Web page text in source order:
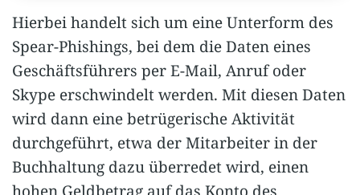
Hierbei handelt sich um eine Unterform des
Spear-Phishings, bei dem die Daten eines
Geschäftsführers per E-Mail, Anruf oder
Skype erschwindelt werden. Mit diesen Daten
wird dann eine betrügerische Aktivität
durchgeführt, etwa der Mitarbeiter in der
Buchhaltung dazu überredet wird, einen